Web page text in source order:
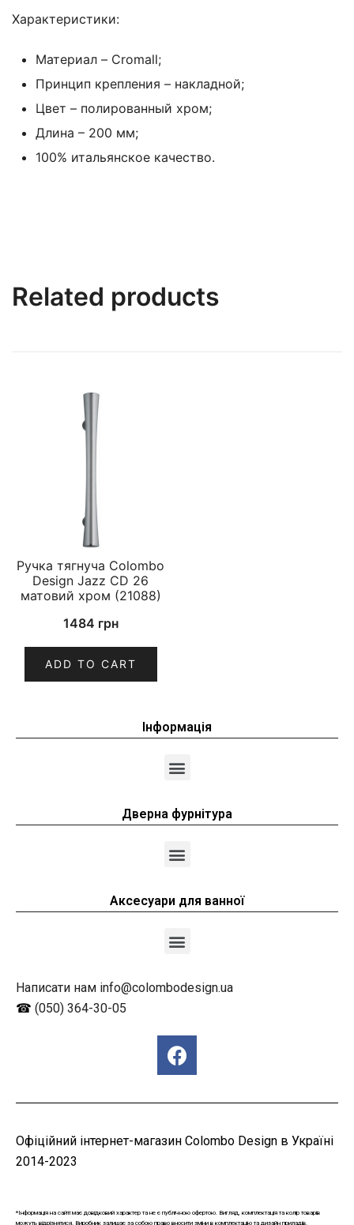
Характеристики:
Материал – Cromall;
Принцип крепления – накладной;
Цвет – полированный хром;
Длина – 200 мм;
100% итальянское качество.
Related products
Ручка тягнуча Colombo
Design Jazz CD 26
матовий хром (21088)
1484 грн
ADD TO CART
Інформація
Дверна фурнітура
Аксесуари для ванної
Написати нам info@colombodesign.ua
☎ (050) 364-30-05
Офіційний інтернет-магазин Colombo Design в Україні
2014-2023
*Інформація на сайті має довідковий характер та не є публічною офертою. Вигляд, комплектація та колір товарів
можуть відрізнятися. Виробник залишає за собою право вносити зміни в комплектацію та дизайн приладів.